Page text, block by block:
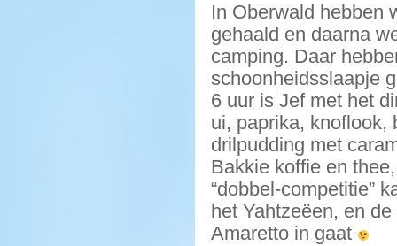
In Oberwald hebben
gehaald en daarna
camping. Daar
schoonheidsslaapje
6 uur is Jef met het
ui, paprika, knoflook,
drilpudding met
Bakkie koffie en
“dobbel-competitie”
het Yahtzeëen, en
Amaretto in gaat